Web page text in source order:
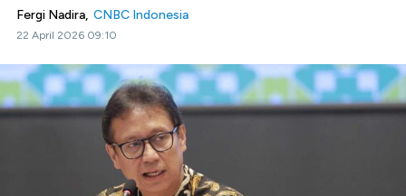
Fergi Nadira, CNBC Indonesia
22 April 2026 09:10